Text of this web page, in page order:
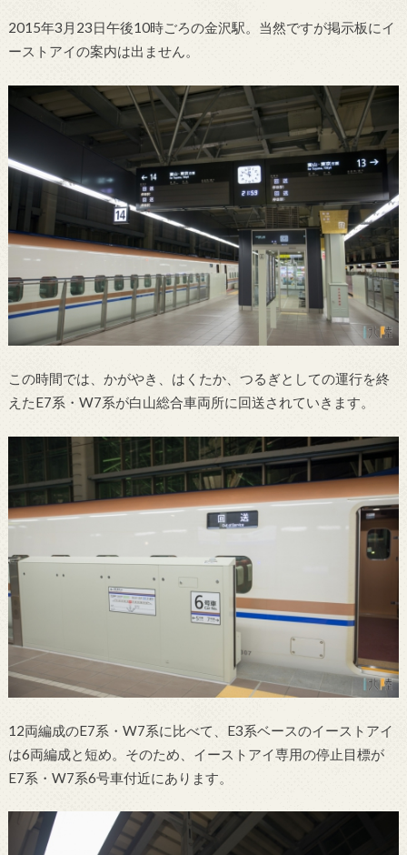
2015年3月23日午後10時ごろの金沢駅。当然ですが掲示板にイ
ーストアイの案内は出ません。
この時間では、かがやき、はくたか、つるぎとしての運行を終
えたE7系・W7系が白山総合車両所に回送されていきます。
12両編成のE7系・W7系に比べて、E3系ベースのイーストアイ
は6両編成と短め。そのため、イーストアイ専用の停止目標が
E7系・W7系6号車付近にあります。